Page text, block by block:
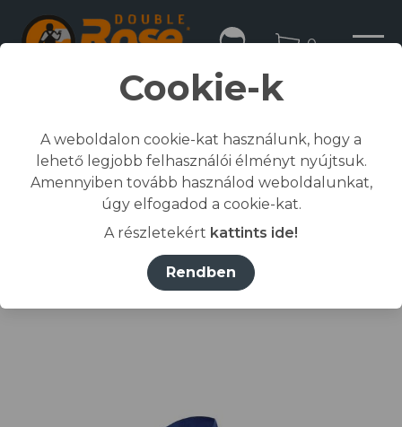
0
Kezdőlap
Összes termék
Munkaruházat
dzseki, kabát
COOL TREND DZSEKI kék S
Cookie-k
A weboldalon cookie-kat használunk, hogy a
lehető legjobb felhasználói élményt nyújtsuk.
Amennyiben tovább használod weboldalunkat,
úgy elfogadod a cookie-kat.
A részletekért kattints ide!
Rendben